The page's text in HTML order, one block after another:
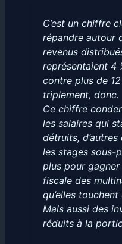
C’est un chiffre
répandre autour
revenus
représentaient 4
contre plus de 12
triplement, donc.
Ce chiffre
les salaires qui
détruits,
les stages sous-
plus pour
fiscale des
qu’elles
Mais aussi des
réduits à la